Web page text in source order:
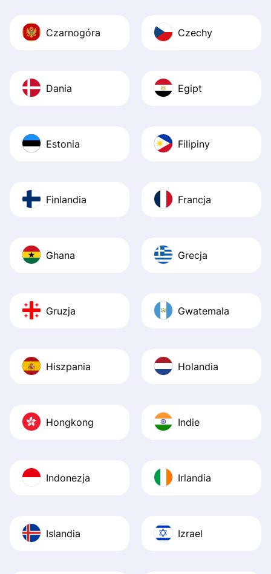
Czarnogóra Czechy
Dania Egipt
Estonia Filipiny
Finlandia Francja
Ghana Grecja
Gruzja Gwatemala
Hiszpania Holandia
Hongkong Indie
Indonezja Irlandia
Islandia Izrael